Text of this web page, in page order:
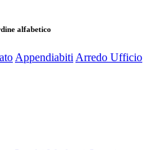
alfabetico
Appendiabiti Arredo Ufficio